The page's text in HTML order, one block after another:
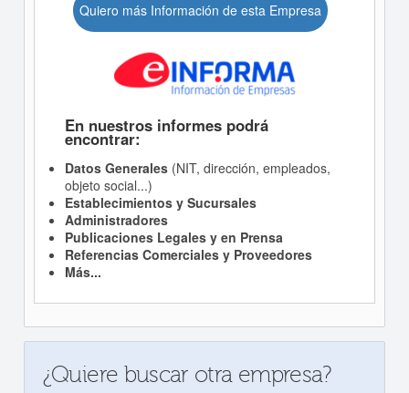
Quiero más Información de esta Empresa
En nuestros informes podrá
encontrar:
Datos Generales(NIT, dirección, empleados,
objeto social...)
Establecimientos y Sucursales
Administradores
Publicaciones Legales y en Prensa
Referencias Comerciales y Proveedores
Más...
¿Quiere buscar otra empresa?